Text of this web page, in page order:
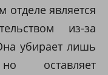
отделе является
из-за
убирает лишь
оставляет